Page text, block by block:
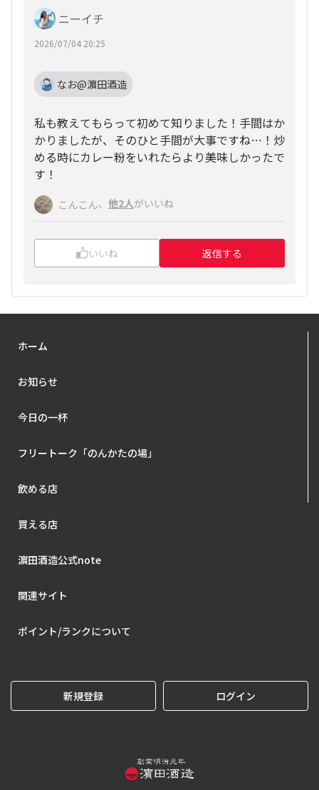
ニーイチ
2026/07/04 20:25
なお@濵田酒造
私も教えてもらって初めて知りました！手間はか
かりましたが、そのひと手間が大事ですね…！炒
める時にカレー粉をいれたらより美味しかったで
す！
こんこん、 他2人がいいね
いいね 返信する
ホーム
お知らせ
今日の一杯
フリートーク「のんかたの場」
飲める店
買える店
濵田酒造公式note
関連サイト
ポイント/ランクについて
新規登録 ログイン